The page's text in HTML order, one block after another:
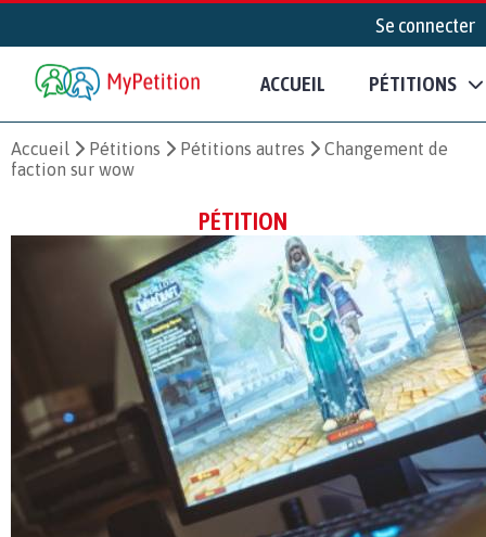
Se connecter
ACCUEIL PÉTITIONS
Accueil Pétitions Pétitions autres
Changement de
faction sur wow
PÉTITION